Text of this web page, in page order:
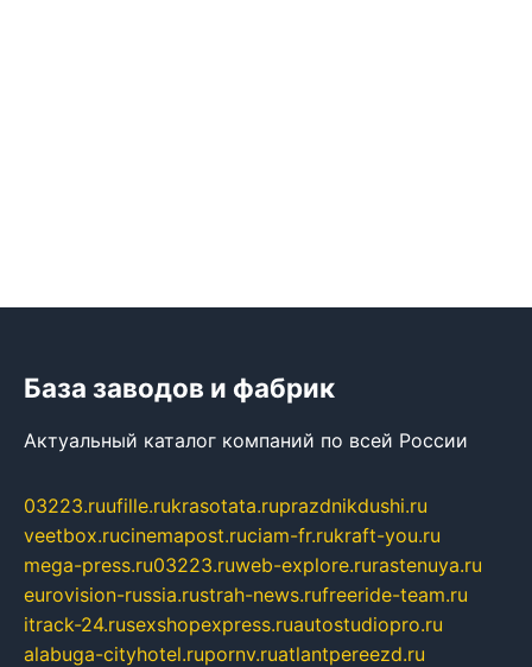
База заводов и фабрик
Актуальный каталог компаний по всей России
03223.ruufille.rukrasotata.ruprazdnikdushi.ru
veetbox.rucinemapost.ruciam-fr.rukraft-you.ru
mega-press.ru03223.ruweb-explore.rurastenuya.ru
eurovision-russia.rustrah-news.rufreeride-team.ru
itrack-24.rusexshopexpress.ruautostudiopro.ru
alabuga-cityhotel.rupornv.ruatlantpereezd.ru